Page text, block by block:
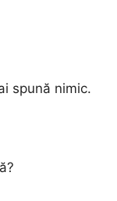
spună nimic.